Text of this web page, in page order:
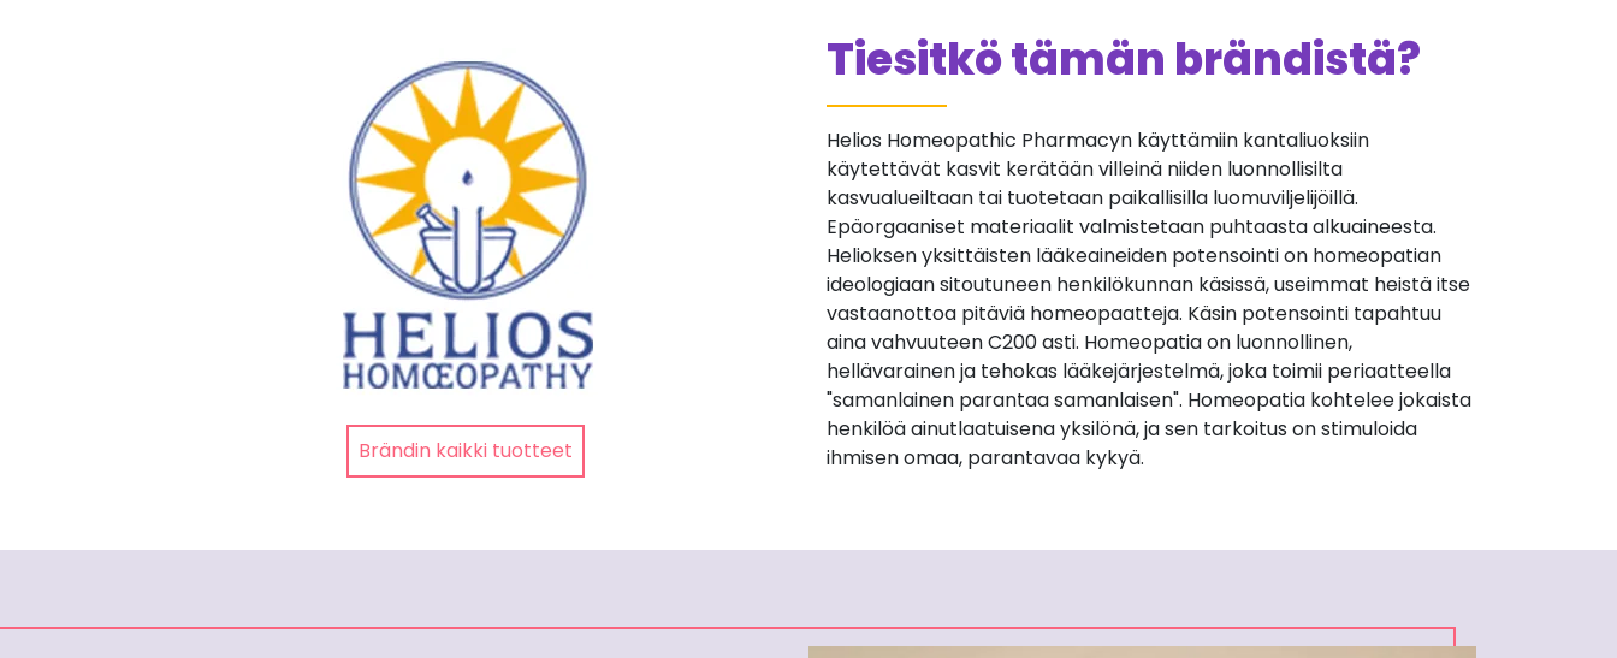
Brändin kaikki tuotteet
Tiesitkö tämän brändistä?
Helios Homeopathic Pharmacyn käyttämiin kantaliuoksiin
käytettävät kasvit kerätään villeinä niiden luonnollisilta
kasvualueiltaan tai tuotetaan paikallisilla luomuviljelijöillä.
Epäorgaaniset materiaalit valmistetaan puhtaasta alkuaineesta.
Helioksen yksittäisten lääkeaineiden potensointi on homeopatian
ideologiaan sitoutuneen henkilökunnan käsissä, useimmat heistä itse
vastaanottoa pitäviä homeopaatteja. Käsin potensointi tapahtuu
aina vahvuuteen C200 asti. Homeopatia on luonnollinen,
hellävarainen ja tehokas lääkejärjestelmä, joka toimii periaatteella
"samanlainen parantaa samanlaisen". Homeopatia kohtelee jokaista
henkilöä ainutlaatuisena yksilönä, ja sen tarkoitus on stimuloida
ihmisen omaa, parantavaa kykyä.